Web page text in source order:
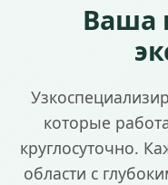
Ваша
которые
круглосуточно.
области с